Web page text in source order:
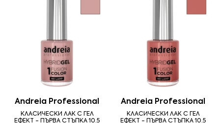
Andreia Professional
КЛАСИЧЕСКИ ЛАК С ГЕЛ
ЕФЕКТ - ПЪРВА СТЪПКА 10.5
Andreia Professional
КЛАСИЧЕСКИ ЛАК С ГЕЛ
ЕФЕКТ - ПЪРВА СТЪПКА 10.5